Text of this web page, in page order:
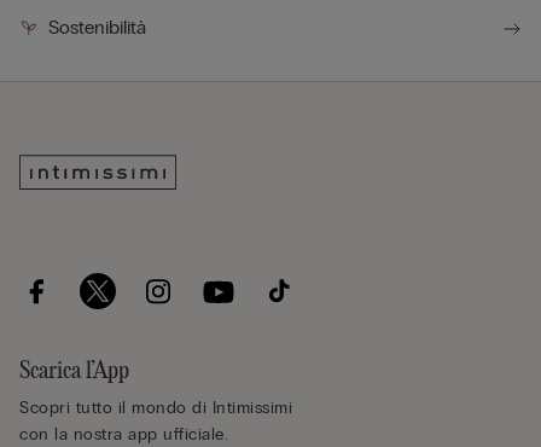
Sostenibilità
Scarica l’App
Scopri tutto il mondo di Intimissimi
con la nostra app ufficiale.